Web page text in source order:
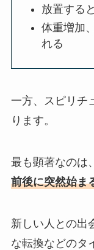
放置する
体重増加
れる
一方、スピリチ
ります。
最も顕著なのは、
前後に突然始ま
新しい人との出
な転換などのタ